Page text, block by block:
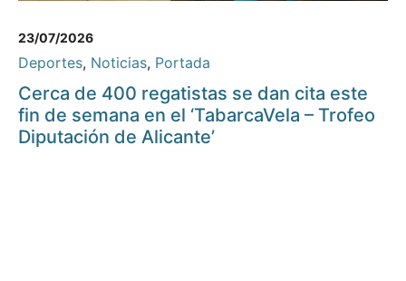
23/07/2026
Deportes, Noticias, Portada
Cerca de 400 regatistas se dan cita este
fin de semana en el ‘TabarcaVela – Trofeo
Diputación de Alicante’